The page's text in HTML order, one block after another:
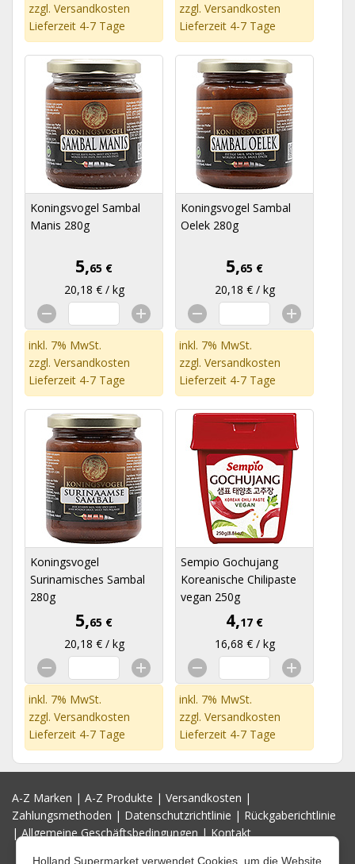
zzgl. Versandkosten
Lieferzeit 4-7 Tage
zzgl. Versandkosten
Lieferzeit 4-7 Tage
Koningsvogel Sambal
Manis 280g
5,65 €
20,18 € / kg
inkl. 7% MwSt.
zzgl. Versandkosten
Lieferzeit 4-7 Tage
Koningsvogel Sambal
Oelek 280g
5,65 €
20,18 € / kg
inkl. 7% MwSt.
zzgl. Versandkosten
Lieferzeit 4-7 Tage
Koningsvogel
Surinamisches Sambal
280g
5,65 €
20,18 € / kg
inkl. 7% MwSt.
zzgl. Versandkosten
Lieferzeit 4-7 Tage
Sempio Gochujang
Koreanische Chilipaste
vegan 250g
4,17 €
16,68 € / kg
inkl. 7% MwSt.
zzgl. Versandkosten
Lieferzeit 4-7 Tage
A-Z Marken | A-Z Produkte | Versandkosten |
Zahlungsmethoden | Datenschutzrichtlinie | Rückgaberichtlinie
|Allgemeine Geschäftsbedingungen|Kontakt
Holland Supermarket verwendet Cookies, um die Website